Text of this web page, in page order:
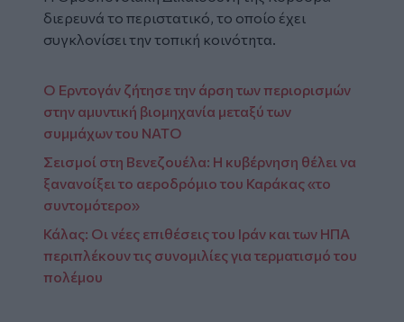
διερευνά το περιστατικό, το οποίο έχει
συγκλονίσει την τοπική κοινότητα.
Ο Ερντογάν ζήτησε την άρση των περιορισμών
στην αμυντική βιομηχανία μεταξύ των
συμμάχων του ΝΑΤΟ
Σεισμοί στη Βενεζουέλα: Η κυβέρνηση θέλει να
ξανανοίξει το αεροδρόμιο του Καράκας «το
συντομότερο»
Κάλας: Οι νέες επιθέσεις του Ιράν και των ΗΠΑ
περιπλέκουν τις συνομιλίες για τερματισμό του
πολέμου